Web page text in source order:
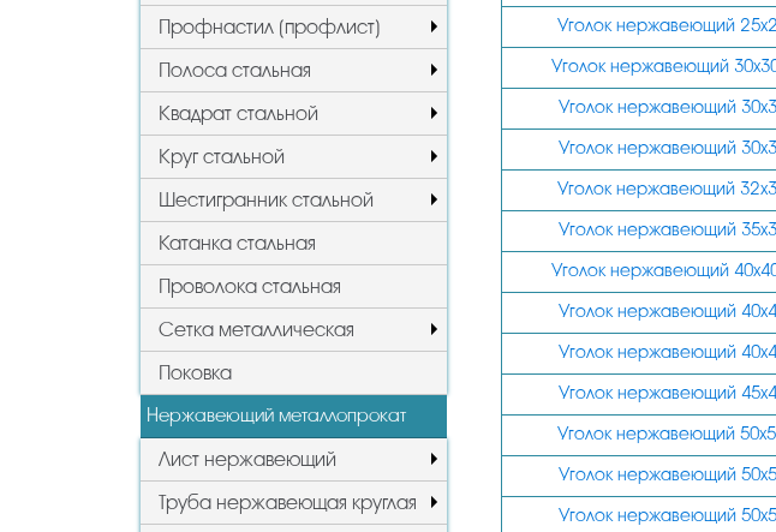
Профнастил (профлист)
Полоса стальная
Квадрат стальной
Круг стальной
Шестигранник стальной
Катанка стальная
Проволока стальная
Сетка металлическая
Поковка
Нержавеющий металлопрокат
Лист нержавеющий
Труба нержавеющая круглая
Уголок нержавеющий
Уголок нержавеющий
Уголок нержавеющий
Уголок нержавеющий
Уголок нержавеющий
Уголок нержавеющий
Уголок нержавеющий
Уголок нержавеющий
Уголок нержавеющий
Уголок нержавеющий
Уголок нержавеющий
Уголок нержавеющий
Уголок нержавеющий